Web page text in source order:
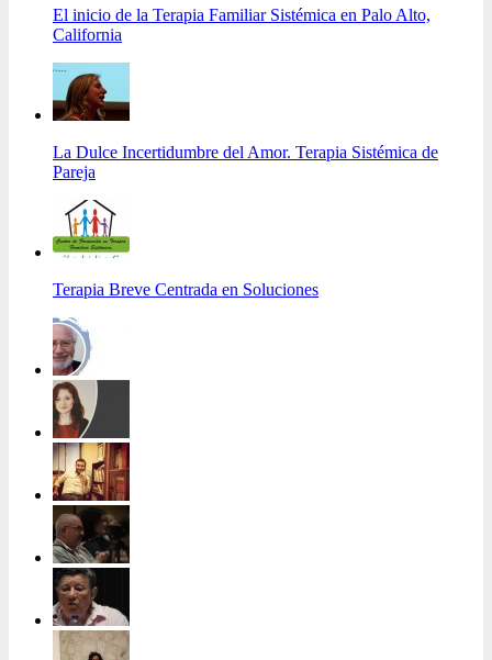
El inicio de la Terapia Familiar Sistémica en Palo Alto,
California
La Dulce Incertidumbre del Amor. Terapia Sistémica de
Pareja
Terapia Breve Centrada en Soluciones